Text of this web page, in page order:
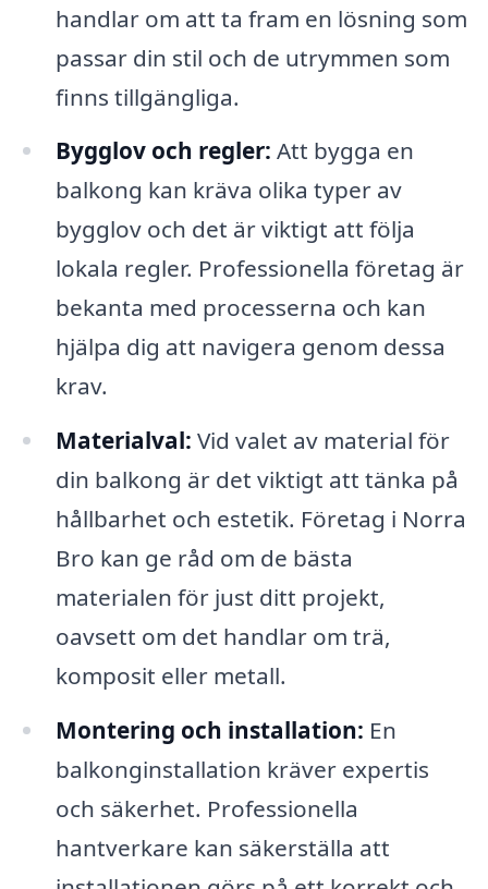
handlar om att ta fram en lösning som
passar din stil och de utrymmen som
finns tillgängliga.
Bygglov och regler: Att bygga en
balkong kan kräva olika typer av
bygglov och det är viktigt att följa
lokala regler. Professionella företag är
bekanta med processerna och kan
hjälpa dig att navigera genom dessa
krav.
Materialval: Vid valet av material för
din balkong är det viktigt att tänka på
hållbarhet och estetik. Företag i Norra
Bro kan ge råd om de bästa
materialen för just ditt projekt,
oavsett om det handlar om trä,
komposit eller metall.
Montering och installation: En
balkonginstallation kräver expertis
och säkerhet. Professionella
hantverkare kan säkerställa att